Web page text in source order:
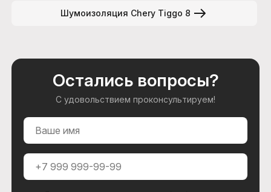
Шумоизоляция Chery Tiggo 8
Остались вопросы?
С удовольствием проконсультируем!